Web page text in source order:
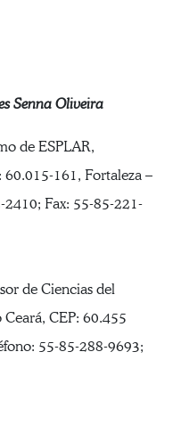
Senna Oliveira
de ESPLAR,
60.015-161, Fortaleza –
2410; Fax: 55-85-221-
de Ciencias del
CEP: 60.455
55-85-288-9693;